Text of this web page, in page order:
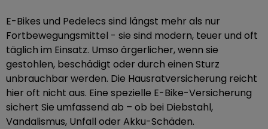
E-Bikes und Pedelecs sind längst mehr als nur
Fortbewegungsmittel - sie sind modern, teuer und oft
täglich im Einsatz. Umso ärgerlicher, wenn sie
gestohlen, beschädigt oder durch einen Sturz
unbrauchbar werden. Die Hausratversicherung reicht
hier oft nicht aus. Eine spezielle E-Bike-Versicherung
sichert Sie umfassend ab – ob bei Diebstahl,
Vandalismus, Unfall oder Akku-Schäden.